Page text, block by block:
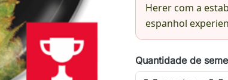
Herer com a
espanhol
Quantidade de